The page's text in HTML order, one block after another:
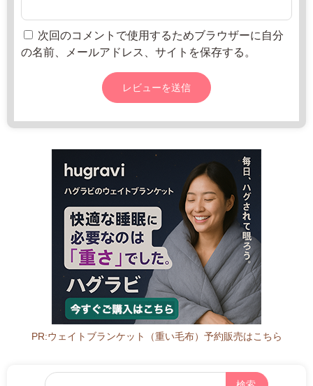
ね
次回のコメントで使用するためブラウザーに自分
の名前、メールアドレス、サイトを保存する。
PR:ウェイトブランケット（重い毛布）予約販売はこちら
フ